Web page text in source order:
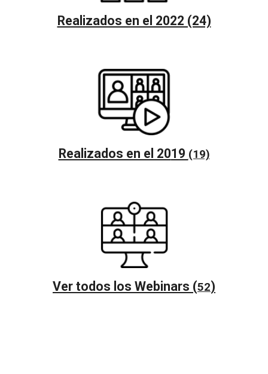
Realizados en el 2022 (24)
Realizados en el 2019 (19)
Ver todos los Webinars (52)